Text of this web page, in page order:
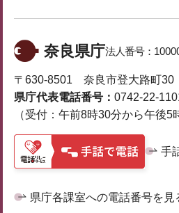
奈良県庁法人番号：
〒630-8501 奈良市登大路町30
県庁代表電話番号： 0742-22-
（受付：午前8時30分から午後5
手
県庁各課室への電話番号を見